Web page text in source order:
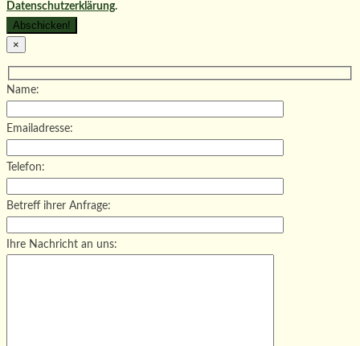
Datenschutzerklärung.
×
Name:
Emailadresse:
Telefon:
Betreff ihrer Anfrage:
Ihre Nachricht an uns: